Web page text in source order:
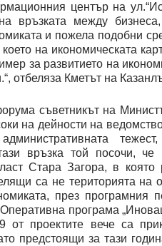
център на
връзката между
и пожела подобни
на икономическата
за развитието на
отбеляза Кметът на
съветникът на
на дейности на
връзка той посочи,
Стара Загора, в
са не територията
през програмния
програма
от проектите вече са
предстоящи за тази